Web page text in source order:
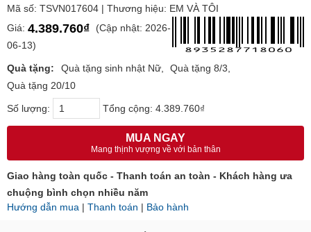
Mã số: TSVN017604 | Thương hiệu: EM VÀ TÔI
Giá: 4.389.760₫
(Cập nhật: 2026-
06-13)
Quà tặng: Quà tặng sinh nhật Nữ
Quà tặng 8/3
Quà tặng 20/10
Số lượng: Tổng cộng: 4.389.760₫
MUA NGAY
Mang thịnh vượng về với bản thân
Giao hàng toàn quốc - Thanh toán an toàn - Khách hàng ưa
chuộng bình chọn nhiều năm
Hướng dẫn mua | Thanh toán | Bảo hành